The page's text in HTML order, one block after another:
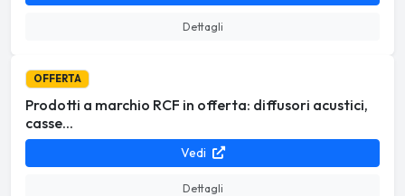
Dettagli
OFFERTA
Prodotti a marchio RCF in offerta: diffusori acustici,
casse...
Vedi
Dettagli